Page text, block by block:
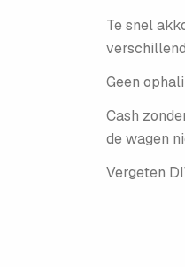
Te snel
Geen
Cash
de wagen
Vergeten